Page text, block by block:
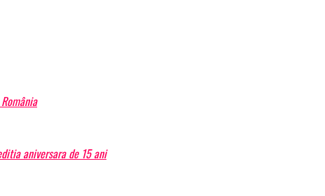
aniversara de 15 ani